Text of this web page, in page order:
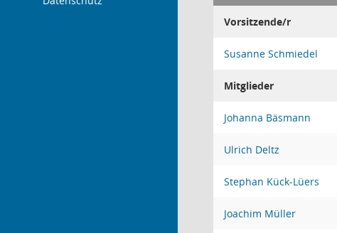
Vorsitzende/r
Susanne Schmiedel
Mitglieder
Johanna Bäsmann
Ulrich Deltz
Stephan Kück-Lüers
Joachim Müller